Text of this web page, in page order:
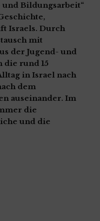
Bildungsarbeit“
Israels. Durch
mit
der Jugend- und
die rund 15
in Israel nach
dem
auseinander. Im
die
und die